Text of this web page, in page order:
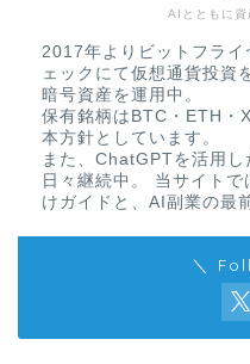
AIとともに資
2017年よりビットフラ
ェックにて仮想通貨投資
暗号資産を運用中。
保有銘柄はBTC・ETH・
本方針としています。
また、ChatGPTを活用
日々継続中。 当サイト
けガイドと、AI副業の最
＼